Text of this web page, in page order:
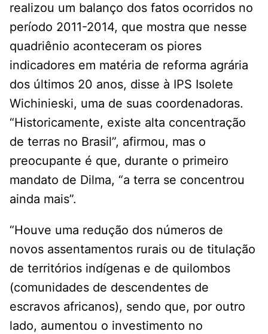
realizou um balanço dos fatos ocorridos no
período 2011-2014, que mostra que nesse
quadriênio aconteceram os piores
indicadores em matéria de reforma agrária
dos últimos 20 anos, disse à IPS Isolete
Wichinieski, uma de suas coordenadoras.
“Historicamente, existe alta concentração
de terras no Brasil”, afirmou, mas o
preocupante é que, durante o primeiro
mandato de Dilma, “a terra se concentrou
ainda mais”.
“Houve uma redução dos números de
novos assentamentos rurais ou de titulação
de territórios indígenas e de quilombos
(comunidades de descendentes de
escravos africanos), sendo que, por outro
lado, aumentou o investimento no